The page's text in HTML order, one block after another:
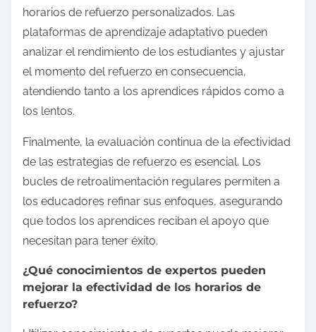
horarios de refuerzo personalizados. Las
plataformas de aprendizaje adaptativo pueden
analizar el rendimiento de los estudiantes y ajustar
el momento del refuerzo en consecuencia,
atendiendo tanto a los aprendices rápidos como a
los lentos.
Finalmente, la evaluación continua de la efectividad
de las estrategias de refuerzo es esencial. Los
bucles de retroalimentación regulares permiten a
los educadores refinar sus enfoques, asegurando
que todos los aprendices reciban el apoyo que
necesitan para tener éxito.
¿Qué conocimientos de expertos pueden
mejorar la efectividad de los horarios de
refuerzo?